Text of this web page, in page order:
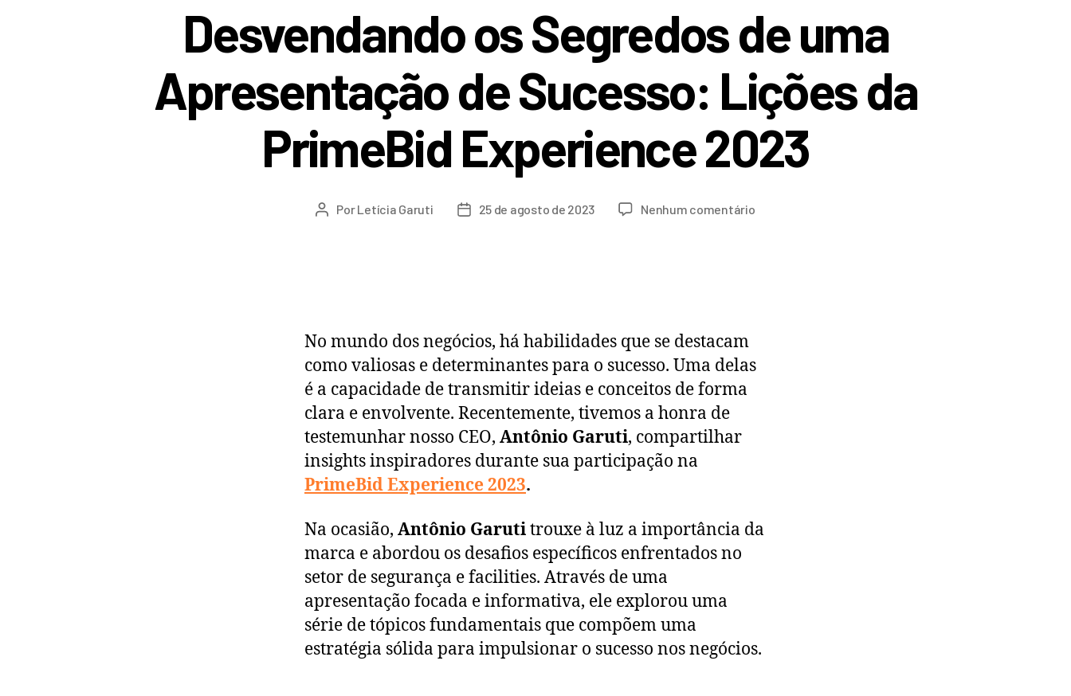
Desvendando os Segredos de uma
Apresentação de Sucesso: Lições da
PrimeBid Experience 2023
PorLetícia Garuti 25 de agosto de 2023 Nenhum comentário
No mundo dos negócios, há habilidades que se destacam
como valiosas e determinantes para o sucesso. Uma delas
é a capacidade de transmitir ideias e conceitos de forma
clara e envolvente. Recentemente, tivemos a honra de
testemunhar nosso CEO, Antônio Garuti, compartilhar
insights inspiradores durante sua participação na
PrimeBid Experience 2023.
Na ocasião, Antônio Garutitrouxe à luz a importância da
marca e abordou os desafios específicos enfrentados no
setor de segurança e facilities. Através de uma
apresentação focada e informativa, ele explorou uma
série de tópicos fundamentais que compõem uma
estratégia sólida para impulsionar o sucesso nos negócios.